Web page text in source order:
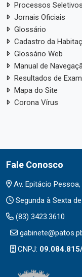
Processos Seletivos
Jornais Oficiais
Glossário
Cadastro da
Glossário Web
Manual de
Resultados de
Mapa do Site
Corona Vírus
Fale Conosco
Av. Epitácio Pessoa,
Segunda à Sexta
(83) 3423.3610
CNPJ: